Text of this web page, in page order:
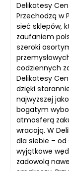
Delikatesy
Przechodzą w
sieć sklepów,
zaufaniem
szeroki
codziennych
Delikatesy
dzięki
najwyższej
bogatym
atmosferą
wracają. W
dla siebie – od
wyjątkowe
zadowolą